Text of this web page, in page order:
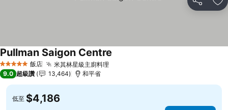
分享 加
5 星級 飯店 米其林星級主廚料理查看價格
Pullman Saigon Centre
9.0 超級讚 13,464 和平省
低至 $4,186